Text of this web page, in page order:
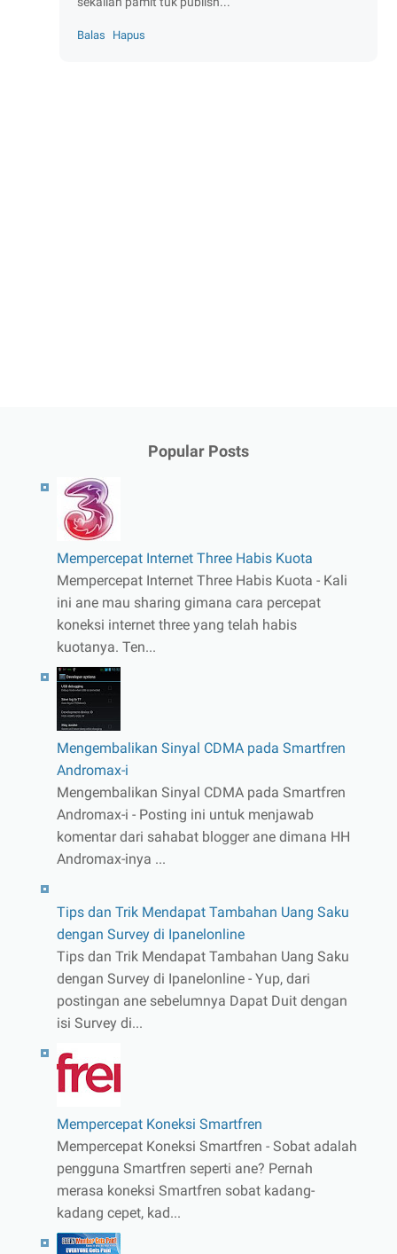
Balas Hapus
Popular Posts
Mempercepat Internet Three Habis Kuota
Mempercepat Internet Three Habis Kuota - Kali
ini ane mau sharing gimana cara percepat
koneksi internet three yang telah habis
kuotanya. Ten...
Mengembalikan Sinyal CDMA pada Smartfren
Andromax-i
Mengembalikan Sinyal CDMA pada Smartfren
Andromax-i - Posting ini untuk menjawab
komentar dari sahabat blogger ane dimana HH
Andromax-inya ...
Tips dan Trik Mendapat Tambahan Uang Saku
dengan Survey di Ipanelonline
Tips dan Trik Mendapat Tambahan Uang Saku
dengan Survey di Ipanelonline - Yup, dari
postingan ane sebelumnya Dapat Duit dengan
isi Survey di...
Mempercepat Koneksi Smartfren
Mempercepat Koneksi Smartfren - Sobat adalah
pengguna Smartfren seperti ane? Pernah
merasa koneksi Smartfren sobat kadang-
kadang cepet, kad...